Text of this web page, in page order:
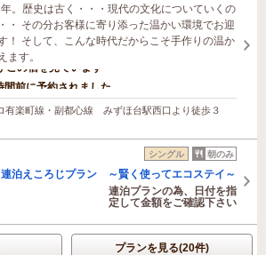
。歴史は古く・・・現代の文化についていくの
・ その分お客様に寄り添った温かい環境でお迎
！ そして、こんな時代だからこそ手作りの温か
ます。
この宿を見ています
間前に予約されました
有楽町線・副都心線 みずほ台駅西口より徒歩３
シングル 朝のみ
連泊えころじプラン ～賢く使ってエコステイ～
連泊プランの為、日付を指
定して金額をご確認下さい
プランを見る(20件)